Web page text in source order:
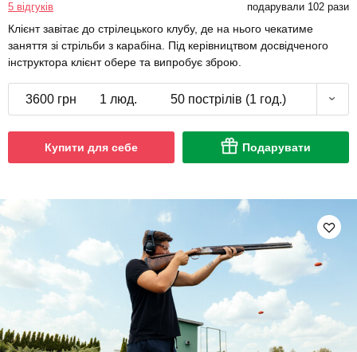
5 відгуків подарували 102 рази
Клієнт завітає до стрілецького клубу, де на нього чекатиме
заняття зі стрільби з карабіна. Під керівництвом досвідченого
інструктора клієнт обере та випробує зброю.
3600 грн 1 люд. 50 пострілів (1 год.)
Купити для себе Подарувати